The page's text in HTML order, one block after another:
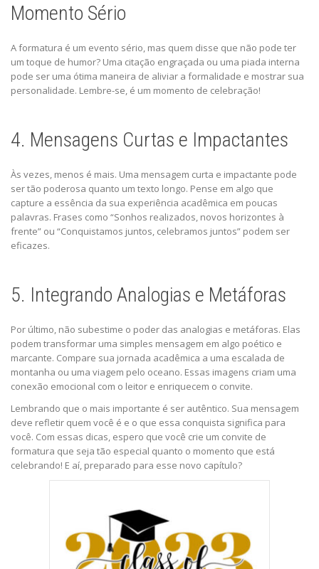
Momento Sério
A formatura é um evento sério, mas quem disse que não pode ter
um toque de humor? Uma citação engraçada ou uma piada interna
pode ser uma ótima maneira de aliviar a formalidade e mostrar sua
personalidade. Lembre-se, é um momento de celebração!
4. Mensagens Curtas e Impactantes
Às vezes, menos é mais. Uma mensagem curta e impactante pode
ser tão poderosa quanto um texto longo. Pense em algo que
capture a essência da sua experiência acadêmica em poucas
palavras. Frases como “Sonhos realizados, novos horizontes à
frente” ou “Conquistamos juntos, celebramos juntos” podem ser
eficazes.
5. Integrando Analogias e Metáforas
Por último, não subestime o poder das analogias e metáforas. Elas
podem transformar uma simples mensagem em algo poético e
marcante. Compare sua jornada acadêmica a uma escalada de
montanha ou uma viagem pelo oceano. Essas imagens criam uma
conexão emocional com o leitor e enriquecem o convite.
Lembrando que o mais importante é ser autêntico. Sua mensagem
deve refletir quem você é e o que essa conquista significa para
você. Com essas dicas, espero que você crie um convite de
formatura que seja tão especial quanto o momento que está
celebrando! E aí, preparado para esse novo capítulo?